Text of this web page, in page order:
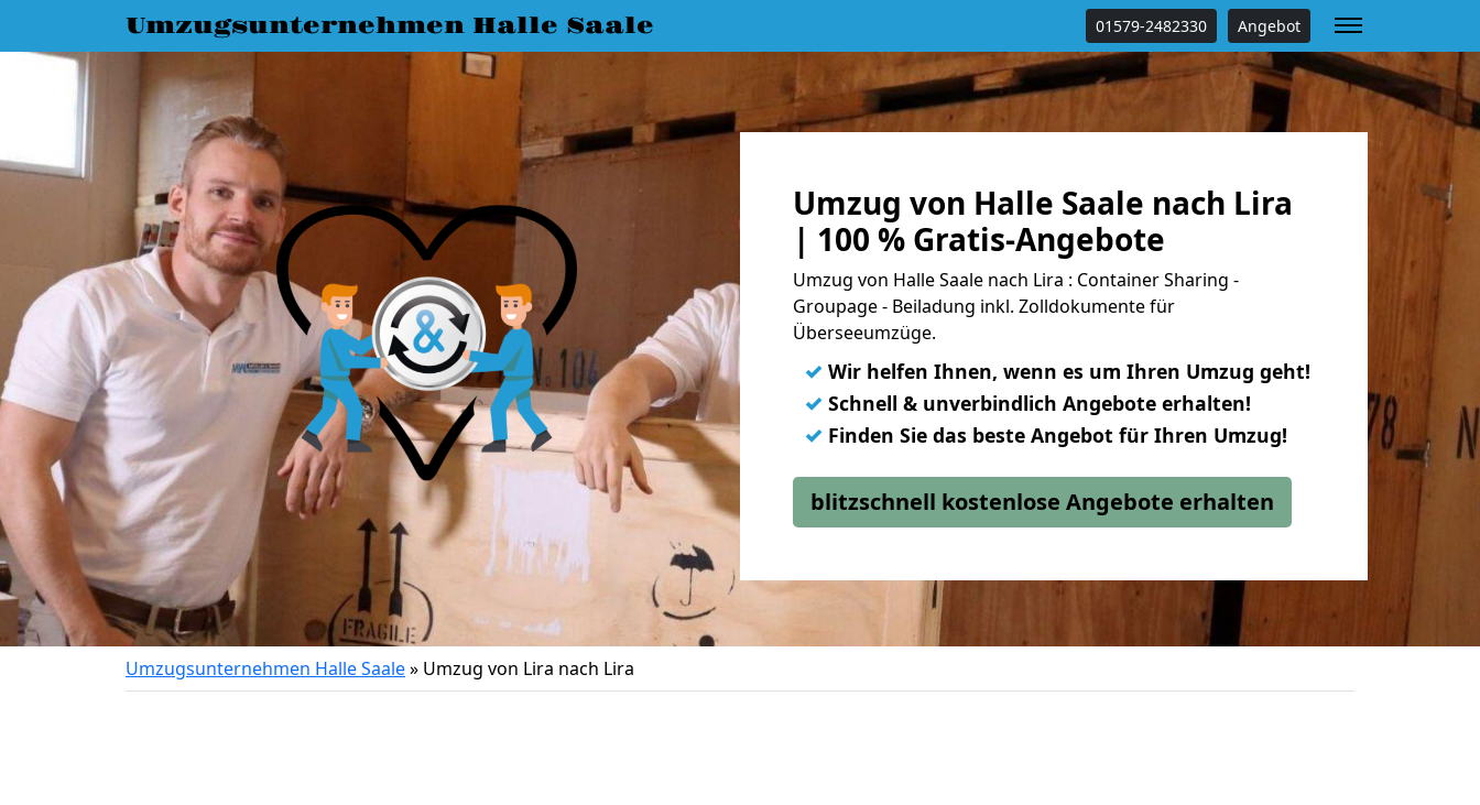
Umzugsunternehmen Halle Saale 01579-2482330 Angebot
Umzug von Halle Saale nach Lira
| 100 % Gratis-Angebote
Umzug von Halle Saale nach Lira : Container Sharing -
Groupage - Beiladung inkl. Zolldokumente für
Überseeumzüge.
✓ Wir helfen Ihnen, wenn es um Ihren Umzug geht!
✓ Schnell & unverbindlich Angebote erhalten!
✓ Finden Sie das beste Angebot für Ihren Umzug!
blitzschnell kostenlose Angebote erhalten
Umzugsunternehmen Halle Saale» Umzug von Lira nach Lira